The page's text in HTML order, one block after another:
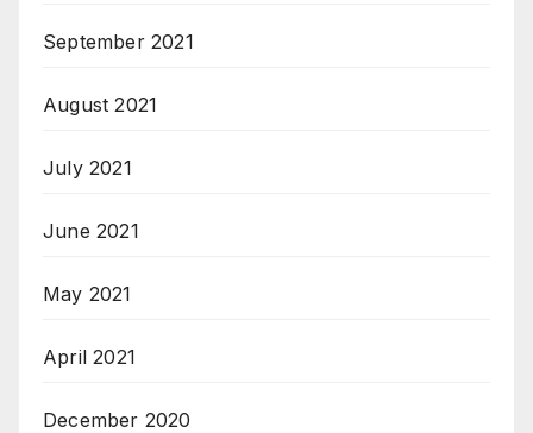
September 2021
August 2021
July 2021
June 2021
May 2021
April 2021
December 2020